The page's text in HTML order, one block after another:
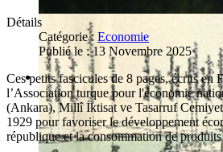
Détails
Catégorie : Economie
Publié le : 13 Novembre 2025
Ces petits fascicules de 8 pages, écrits en
l’Association turque pour l'économie
(Ankara), Millî İktisat ve Tasarruf
1929 pour favoriser le développement
république et la consommation de